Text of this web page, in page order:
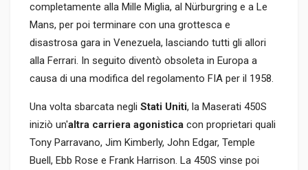
completamente alla Mille Miglia, al Nürburgring e a Le
Mans, per poi terminare con una grottesca e
disastrosa gara in Venezuela, lasciando tutti gli allori
alla Ferrari. In seguito diventò obsoleta in Europa a
causa di una modifica del regolamento FIA per il 1958.
Una volta sbarcata negli Stati Uniti, la Maserati 450S
iniziò un'altra carriera agonistica con proprietari quali
Tony Parravano, Jim Kimberly, John Edgar, Temple
Buell, Ebb Rose e Frank Harrison. La 450S vinse poi